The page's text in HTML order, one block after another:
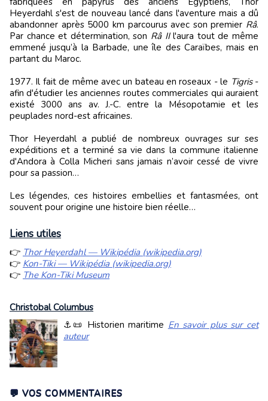
Heyerdahl s'est de nouveau lancé dans l'aventure mais a dû
abandonner après 5000 km parcourus avec son premier Râ.
Par chance et détermination, son Râ IIl'aura tout de même
emmené jusqu’à la Barbade, une île des Caraïbes, mais en
partant du Maroc.
1977. Il fait de même avec un bateau en roseaux - le Tigris-
afin d'étudier les anciennes routes commerciales qui auraient
existé 3000 ans av. J.-C. entre la Mésopotamie et les
peuplades nord-est africaines.
Thor Heyerdahl a publié de nombreux ouvrages sur ses
expéditions et a terminé sa vie dans la commune italienne
d'Andora à Colla Micheri sans jamais n’avoir cessé de vivre
pour sa passion…
Les légendes, ces histoires embellies et fantasmées, ont
souvent pour origine une histoire bien réelle…
Liens utiles
Thor Heyerdahl — Wikipédia (wikipedia.org)
👉 Kon-Tiki — Wikipédia (wikipedia.org)
👉 The Kon-Tiki Museum
Christobal Columbus
⚓📜 Historien maritime En savoir plus sur cet
auteur
💬 VOS COMMENTAIRES